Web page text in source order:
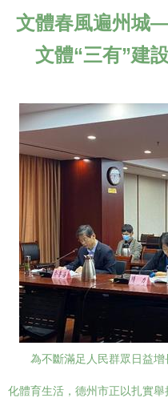
文體春風遍州城
文體“三有”建
為不斷滿足人民群眾日益
化體育生活，德州市正以扎實